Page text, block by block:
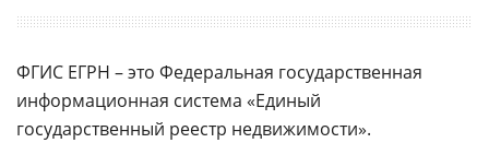
ФГИС ЕГРН – это Федеральная государственная
информационная система «Единый
государственный реестр недвижимости».